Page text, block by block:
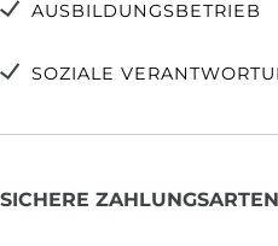
AUSBILDUNGSBETRIEB
SOZIALE
SICHERE ZAHLUNGSARTEN